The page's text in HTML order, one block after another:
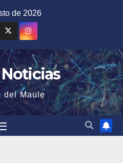
de 2026
del Maule